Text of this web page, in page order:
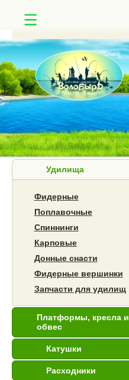
Удилища
Фидерные
Поплавочные
Спиннинги
Карповые
Донные снасти
Фидерные вершинки
Запчасти для удилищ
Платформы, кресла и
обвес
Катушки
Расходники